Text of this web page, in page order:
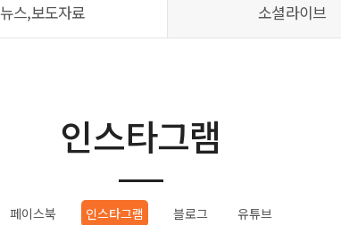
뉴스,보도자료 소셜라이브
인스타그램
페이스북 인스타그램 블로그 유튜브